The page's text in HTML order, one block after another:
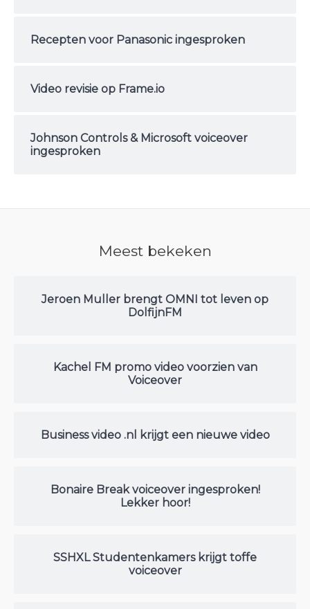
Recepten voor Panasonic ingesproken
Video revisie op Frame.io
Johnson Controls & Microsoft voiceover
ingesproken
Meest bekeken
Jeroen Muller brengt OMNI tot leven op
DolfijnFM
Kachel FM promo video voorzien van
Voiceover
Business video .nl krijgt een nieuwe video
Bonaire Break voiceover ingesproken!
Lekker hoor!
SSHXL Studentenkamers krijgt toffe
voiceover